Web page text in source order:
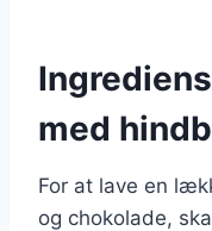
med
For at lave en
og chokolade,